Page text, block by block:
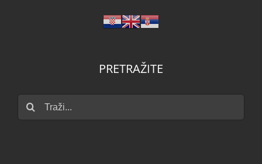
PRETRAŽITE
Traži...